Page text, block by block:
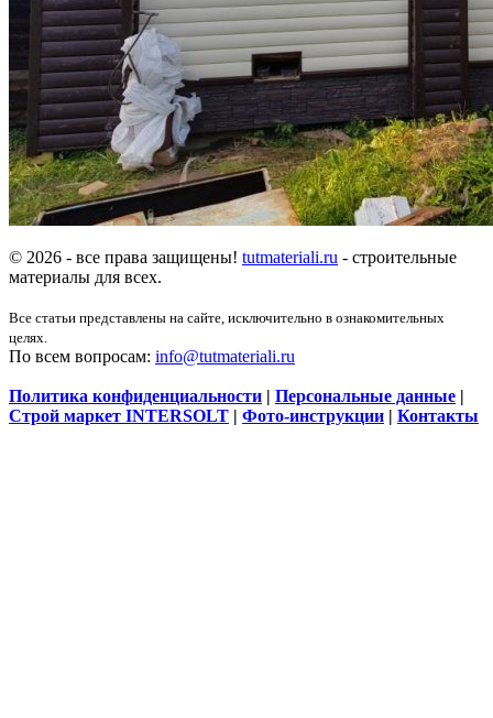
© 2026 - все права защищены! tutmateriali.ru - строительные
материалы для всех.
Все статьи представлены на сайте, исключительно в ознакомительных
целях.
По всем вопросам: info@tutmateriali.ru
Политика конфиденциальности | Персональные данные |
Строй маркет INTERSOLT | Фото-инструкции | Контакты